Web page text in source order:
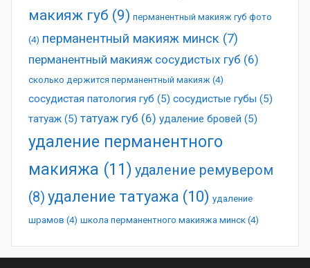
макияж губ (9) перманентный макияж губ фото
(4) перманентный макияж минск (7)
перманентный макияж сосудистых губ (6)
сколько держится перманентный макияж (4)
сосудистая патология губ (5) сосудистые губы (5)
татуаж (5) татуаж губ (6) удаление бровей (5)
удаление перманентного
макияжа (11) удаление ремувером
(8) удаление татуажа (10) удаление
шрамов (4) школа перманентного макияжа минск (4)